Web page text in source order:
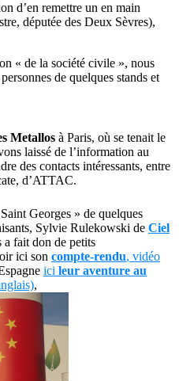
d’en remettre un en main
députée des Deux Sèvres),
« de la société civile », nous
de quelques stands et
Metallos à Paris, où se tenait le
laissé de l’information au
des contacts intéressants, entre
d’ATTAC.
Georges » de quelques
Sylvie Rulekowski de Ciel
a fait don de petits
ici son compte-rendu, vidéo
ici leur aventure au
,